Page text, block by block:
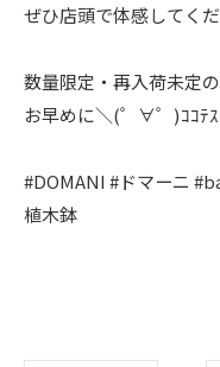
ぜひ店頭で体感してく
数量限定・再入荷未定
お早めに＼(゜∀゜)ｺｺﾃｽ
#DOMANI #ドマーニ
植木鉢